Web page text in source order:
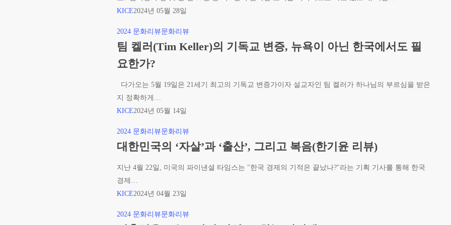
기
뷰)
모
의
연
구,
‘캐
스
보
서’(The
Cass
진
박’이
‘가
짜
청
소
들
(한
기
KICE2024년 05월 28일
팀
켈
러
(Tim
Keller)
의
기
교
변
아
2024 문화리뷰문화리뷰
팀 켈러(Tim Keller)의 기독교 변증, 뉴욕이 아닌 한국에서도 필
요한가?
다가오는 5월 19일은 21세기 최고의 기독교 변증가이자 설교자인 팀 켈러가 하나님의 부르심을 받은
지 정확하게…
KICE2024년 05월 14일
대
한
국
의
‘자
‘출
2024 문화리뷰문화리뷰
대한민국의 ‘자살’과 ‘출산’, 그리고 복음(한기윤 리뷰)
지난 4월 22일, 미국의 파이낸셜 타임스는 "한국 경제의 기적은 끝났나?"라는 기획 기사를 통해 한국
경제…
KICE2024년 04월 23일
저
2024 문화리뷰문화리뷰